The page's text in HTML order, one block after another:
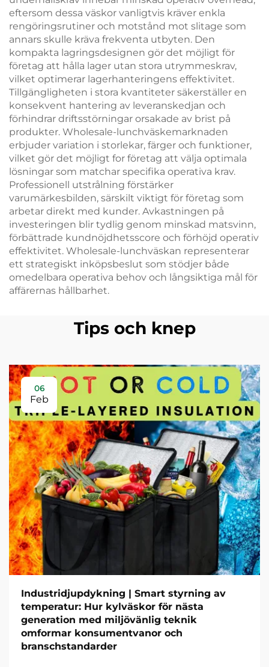
eftersom dessa väskor vanligtvis kräver enkla
rengöringsrutiner och motstånd mot slitage som
annars skulle kräva frekventa utbyten. Den
kompakta lagringsdesignen gör det möjligt för
företag att hålla lager utan stora utrymmeskrav,
vilket optimerar lagerhanteringens effektivitet.
Tillgängligheten i stora kvantiteter säkerställer en
konsekvent hantering av leveranskedjan och
förhindrar driftsstörningar orsakade av brist på
produkter. Wholesale-lunchväskemarknaden
erbjuder variation i storlekar, färger och funktioner,
vilket gör det möjligt for företag att välja optimala
lösningar som matchar specifika operativa krav.
Professionell utstrålning förstärker
varumärkesbilden, särskilt viktigt för företag som
arbetar direkt med kunder. Avkastningen på
investeringen blir tydlig genom minskad matsvinn,
förbättrade kundnöjdhetsscore och förhöjd operativ
effektivitet. Wholesale-lunchväskan representerar
ett strategiskt inköpsbeslut som stödjer både
omedelbara operativa behov och långsiktiga mål för
affärernas hållbarhet.
Tips och knep
06
Feb
Industridjupdykning | Smart styrning av
temperatur: Hur kylväskor för nästa
generation med miljövänlig teknik
omformar konsumentvanor och
branschstandarder